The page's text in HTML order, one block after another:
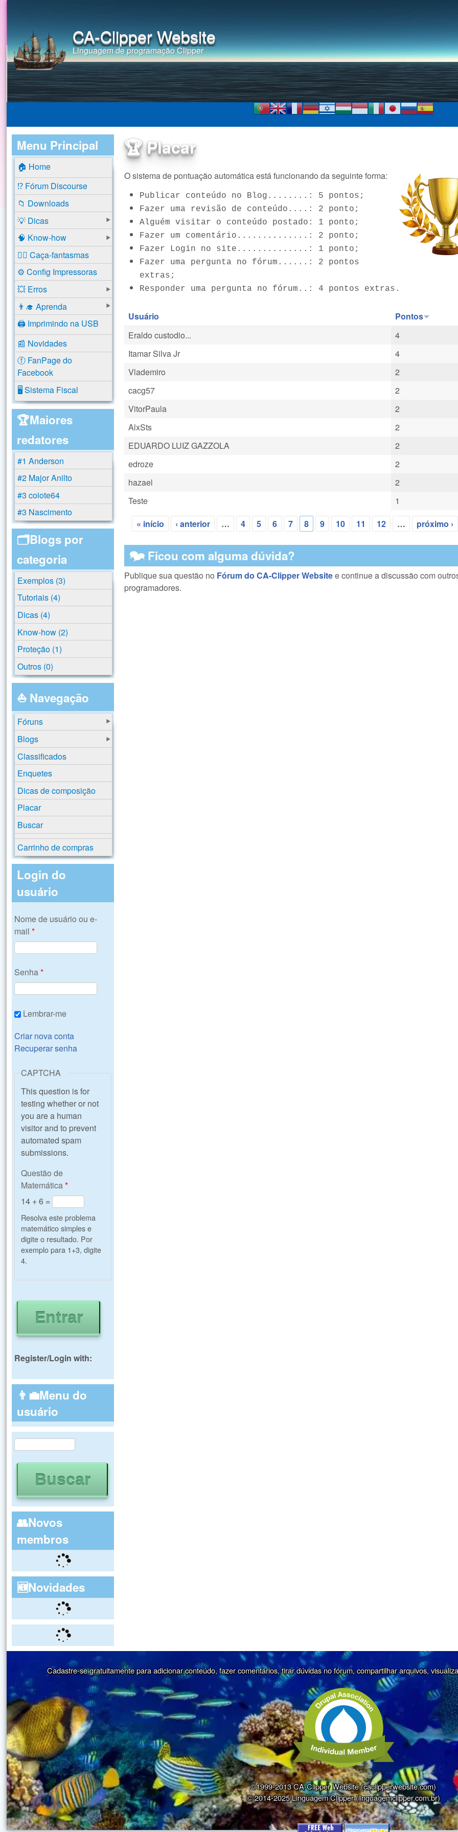
CA-Clipper Website
Linguagem de programação Clipper
🏆 Placar
O sistema de pontuação automática está funcionando da seguinte forma:
Publicar conteúdo no Blog........: 5 pontos;
Fazer uma revisão de conteúdo....: 2 ponto;
Alguém visitar o conteúdo postado: 1 ponto;
Fazer um comentário..............: 2 ponto;
Fazer Login no site..............: 1 ponto;
Fazer uma pergunta no fórum......: 2 pontos
extras;
Responder uma pergunta no fórum..: 4 pontos extras.
Usuário
Pontos
Eraldo custodio...
4
Itamar Silva Jr
4
Vlademiro
2
cacg57
2
VitorPaula
2
AlxSts
2
EDUARDO LUIZ GAZZOLA
2
edroze
2
hazael
2
Teste
1
« início ‹ anterior … 4 5 6 7 8 9 10 11 12 … próximo ›
🗫 Ficou com alguma dúvida?
Publique sua questão no Fórum do CA-Clipper Websitee continue a discussão com
programadores.
Menu Principal
🏠 Home
⁉️ Fórum Discourse
📁 Downloads
💡 Dicas
🧠 Know-how
🕵️‍♂️ Caça-fantasmas
⚙️ Config Impressoras
💥 Erros
👨‍🎓 Aprenda
🖨️ Imprimindo na USB
📰 Novidades
ⓕ FanPage do
Facebook
🖥️ Sistema Fiscal
🏆Maiores
redatores
#1 Anderson
#2 Major Anilto
#3 coiote64
#3 Nascimento
🗂️Blogs por
categoria
Exemplos (3)
Tutoriais (4)
Dicas (4)
Know-how (2)
Proteção (1)
Outros (0)
⛵ Navegação
Fóruns
Blogs
Classificados
Enquetes
Dicas de composição
Placar
Buscar
Carrinho de compras
Login do
usuário
Nome de usuário ou e-
mail*
Senha*
Lembrar-me
Criar nova conta
Recuperar senha
CAPTCHA
This question is for
testing whether or not
you are a human
visitor and to prevent
automated spam
submissions.
Questão de
Matemática*
14 + 6 =
Resolva este problema
matemático simples e
digite o resultado. Por
exemplo para 1+3, digite
4.
Register/Login with:
👨‍💼Menu do
usuário
Formulário de busca
Buscar
👥Novos
membros
🆕Novidades
Cadastre-se gratuitamente para adicionar conteúdo, fazer comentários, tirar dúvidas no fórum, compartilhar arquivos,
©1999-2013 CA-Clipper Website (caclipperwebsite.com)
© 2014-2025 Linguagem Clipper (linguagemclipper.com.br)